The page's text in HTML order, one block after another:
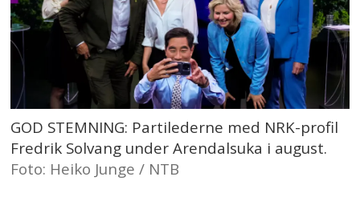
GOD STEMNING: Partilederne med NRK-profil
Fredrik Solvang under Arendalsuka i august.
Foto: Heiko Junge / NTB